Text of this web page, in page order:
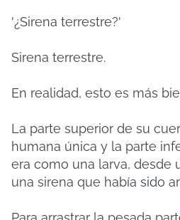
'¿Sirena terrestre?'
Sirena terrestre.
En realidad, esto es más
La parte superior de su
humana única y la parte
era como una larva, desde
una sirena que había sido